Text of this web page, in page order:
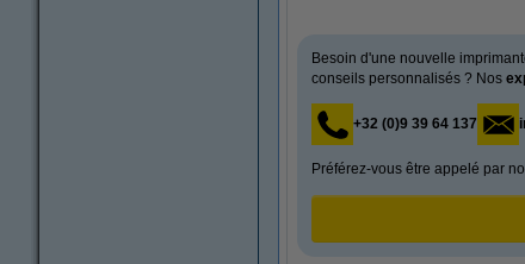
Besoin d'une nouvelle
conseils personnalisés ? Nos
+32 (0)9 39 64 137
Préférez-vous être appelé par